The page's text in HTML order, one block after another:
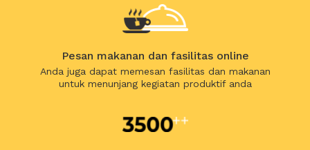
Pesan makanan dan fasilitas online
Anda juga dapat memesan fasilitas dan makanan
untuk menunjang kegiatan produktif anda